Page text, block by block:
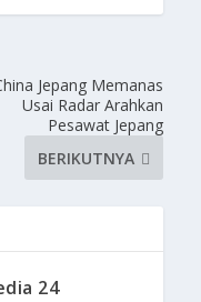
Jepang Memanas
Usai Radar Arahkan
Pesawat Jepang
BERIKUTNYA
24